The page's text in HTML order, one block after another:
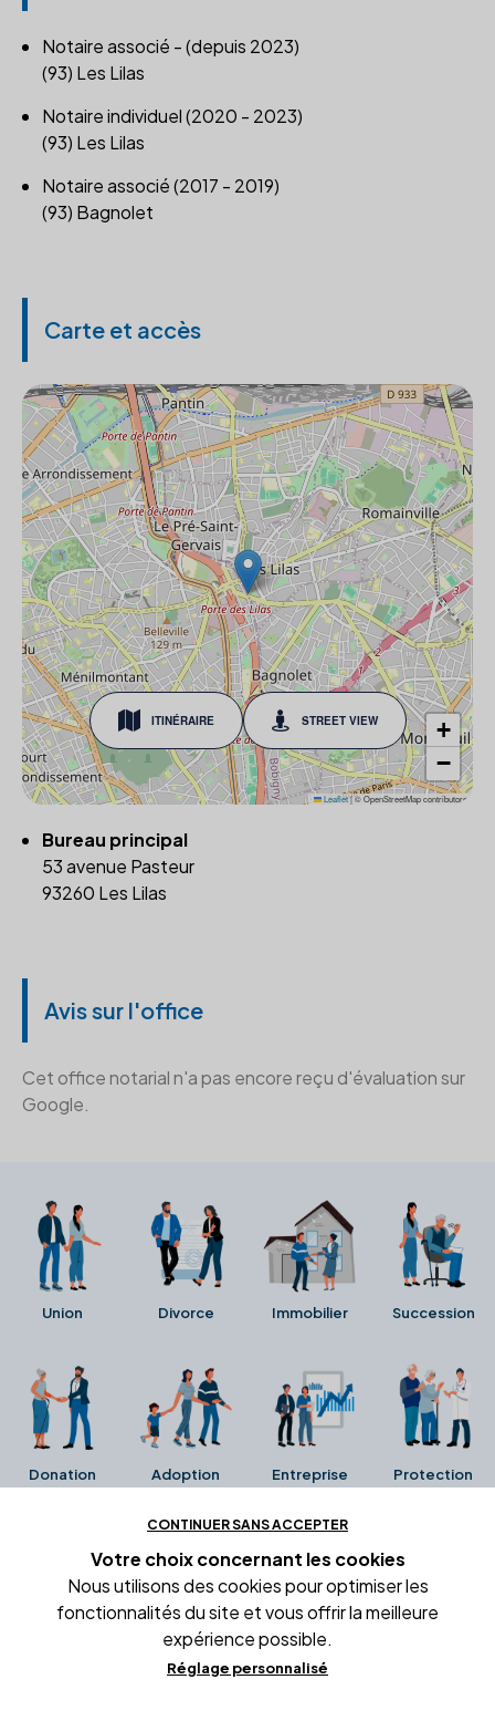
Notaire associé - (depuis 2023)
(93) Les Lilas
Notaire individuel (2020 - 2023)
(93) Les Lilas
Notaire associé (2017 - 2019)
(93) Bagnolet
Carte et accès
ITINÉRAIRE STREET VIEW
+
−
Leaflet|© OpenStreetMap contributors
Bureau principal
53 avenue Pasteur
93260 Les Lilas
Avis sur l'office
Cet office notarial n'a pas encore reçu d'évaluation sur
Google.
Union Divorce Immobilier Succession
Donation Adoption Entreprise Protection
Ces avis proviennent directement de la fiche Google
Business de l'office notarial. Ils n'ont ni été collectés ni
été vérifiés par Alexia.fr.
Conditions générales d'utilisation
CONTINUER SANS ACCEPTER
Votre choix concernant les cookies
Nous utilisons des cookies pour optimiser les
fonctionnalités du site et vous offrir la meilleure
expérience possible.
Réglage personnalisé